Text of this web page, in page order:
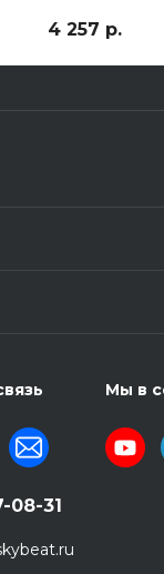
4 257 р.
08-31
Мы в